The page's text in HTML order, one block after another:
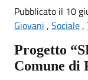
Pubblicato il 10
Giovani , Sociale,
Progetto
Comune di